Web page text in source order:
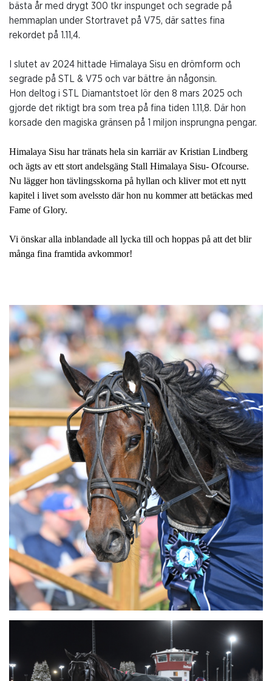
bästa år med drygt 300 tkr inspunget och segrade på
hemmaplan under Stortravet på V75, där sattes fina
rekordet på 1.11,4.
I slutet av 2024 hittade Himalaya Sisu en drömform och
segrade på STL & V75 och var bättre än någonsin.
Hon deltog i STL Diamantstoet lör den 8 mars 2025 och
gjorde det riktigt bra som trea på fina tiden 1.11,8. Där hon
korsade den magiska gränsen på 1 miljon insprungna pengar.
Himalaya Sisu har tränats hela sin karriär av Kristian Lindberg
och ägts av ett stort andelsgäng Stall Himalaya Sisu- Ofcourse.
Nu lägger hon tävlingsskorna på hyllan och kliver mot ett nytt
kapitel i livet som avelssto där hon nu kommer att betäckas med
Fame of Glory.
Vi önskar alla inblandade all lycka till och hoppas på att det blir
många fina framtida avkommor!